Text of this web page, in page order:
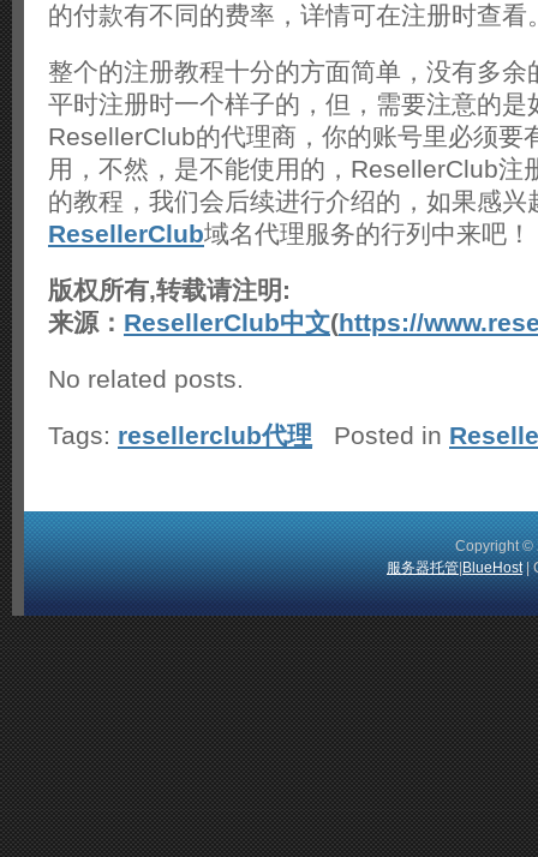
的付款有不同的费率，详情可在注册时查看
整个的注册教程十分的方面简单，没有多余
平时注册时一个样子的，但，需要注意的是
ResellerClub的代理商，你的账号里必须要
用，不然，是不能使用的，ResellerClub注
的教程，我们会后续进行介绍的，如果感兴
ResellerClub域名代理服务的行列中来吧！
版权所有,转载请注明:
来源： ResellerClub中文(https://
No related posts.
Tags: resellerclub代理 Posted in
Copyright ©
服务器托管| BlueHost|